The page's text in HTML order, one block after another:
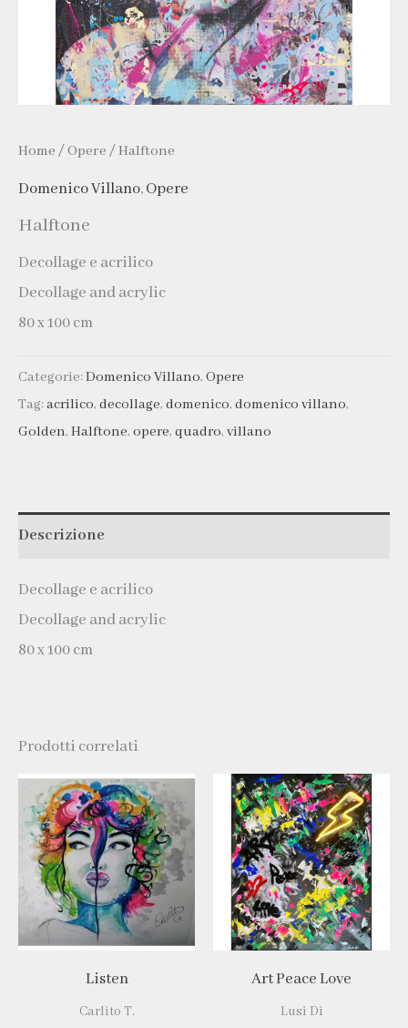
Home / Opere / Halftone
Domenico Villano,Opere
Halftone
Decollage e acrilico
Decollage and acrylic
80 x 100 cm
Categorie:Domenico Villano, Opere
Tag:acrilico, decollage, domenico, domenico villano,
Golden, Halftone, opere, quadro, villano
Descrizione
Decollage e acrilico
Decollage and acrylic
80 x 100 cm
Prodotti correlati
Listen
Carlito T.
Art Peace Love
Lusi Dì